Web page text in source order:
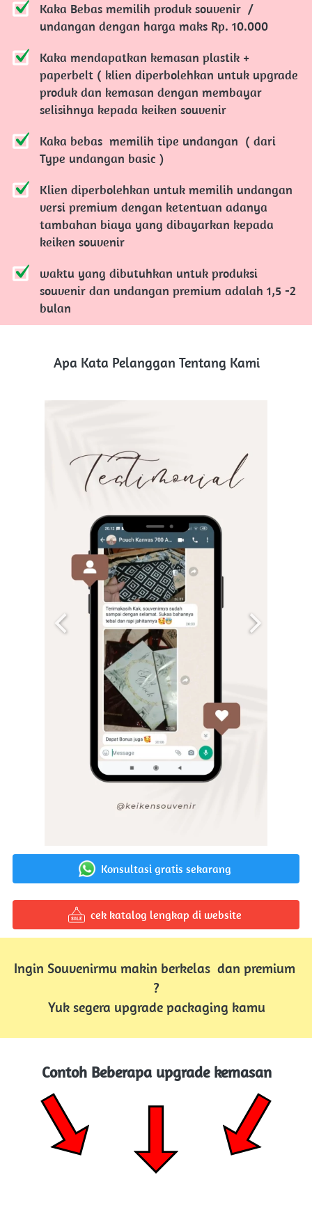
Kaka Bebas memilih produk souvenir  /
undangan dengan harga maks Rp. 10.000
Kaka mendapatkan kemasan plastik +
paperbelt ( klien diperbolehkan untuk upgrade
produk dan kemasan dengan membayar
selisihnya kepada keiken souvenir
Kaka bebas  memilih tipe undangan  ( dari
Type undangan basic )
Klien diperbolehkan untuk memilih undangan
versi premium dengan ketentuan adanya
tambahan biaya yang dibayarkan kepada
keiken souvenir
waktu yang dibutuhkan untuk produksi
souvenir dan undangan premium adalah 1,5 -2
bulan
Apa Kata Pelanggan Tentang Kami
` Konsultasi gratis sekarang
` cek katalog lengkap di website
Ingin Souvenirmu makin berkelas  dan premium
?
Yuk segera upgrade packaging kamu
Contoh Beberapa upgrade kemasan